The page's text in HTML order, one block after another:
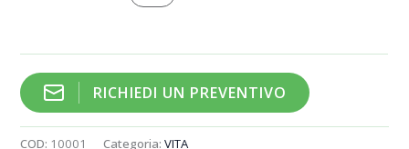
RICHIEDI UN PREVENTIVO
COD: 10001 Categoria:VITA